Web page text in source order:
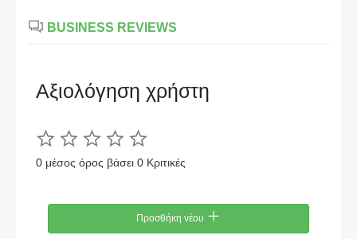
BUSINESS REVIEWS
Αξιολόγηση χρήστη
0 μέσος όρος βάσει 0 Κριτικές
Προσθήκη νέου